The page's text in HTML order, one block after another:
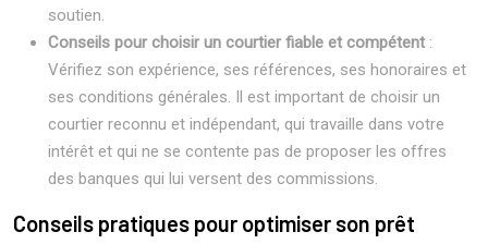
soutien.
Conseils pour choisir un courtier fiable et compétent :
Vérifiez son expérience, ses références, ses honoraires et
ses conditions générales. Il est important de choisir un
courtier reconnu et indépendant, qui travaille dans votre
intérêt et qui ne se contente pas de proposer les offres
des banques qui lui versent des commissions.
Conseils pratiques pour optimiser son prêt